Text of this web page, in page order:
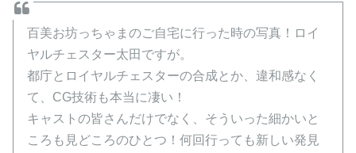
百美お坊っちゃまのご自宅に行った時の写真！ロイ
ヤルチェスター太田ですが。
都庁とロイヤルチェスターの合成とか、違和感なく
て、CG技術も本当に凄い！
キャストの皆さんだけでなく、そういった細かいと
ころも見どころのひとつ！何回行っても新しい発見